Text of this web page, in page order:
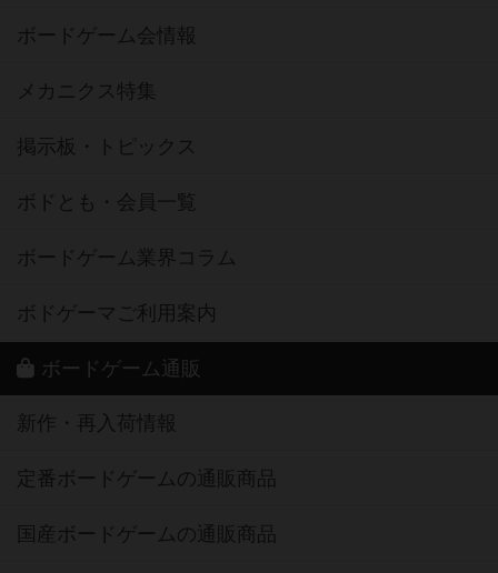
ボードゲーム会情報
メカニクス特集
掲示板・トピックス
ボドとも・会員一覧
ボードゲーム業界コラム
ボドゲーマご利用案内
ボードゲーム通販
新作・再入荷情報
定番ボードゲームの通販商品
国産ボードゲームの通販商品